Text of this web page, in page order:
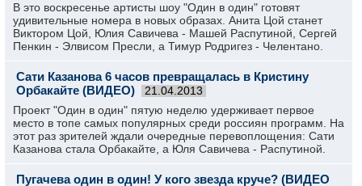
В это воскресенье артисты шоу "Один в один" готовят
удивительные номера в новых образах. Анита Цой станет
Виктором Цой, Юлия Савичева - Машей Распутиной, Сергей
Пенкин - Элвисом Пресли, а Тимур Родригез - Челентано.
Сати Казанова 6 часов превращалась в Кристину
Орбакайте (ВИДЕО)
21.04.2013
Проект "Один в один" пятую неделю удерживает первое
место в топе самых популярных среди россиян программ. На
этот раз зрителей ждали очередные перевоплощения: Сати
Казанова стала Орбакайте, а Юля Савичева - Распутиной.
Пугачева один в один! У кого звезда круче? (ВИДЕО